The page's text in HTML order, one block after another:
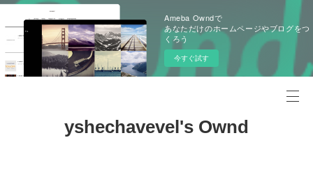
Ameba Owndで
あなただけのホームページやブログをつ
くろう
今すぐ試す
yshechavevel's Ownd